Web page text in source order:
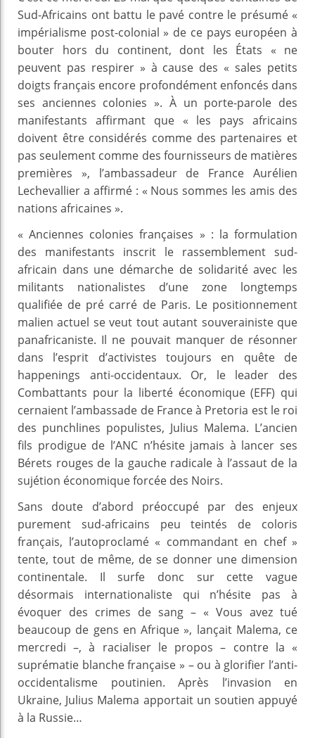
Sud-Africains ont battu le pavé contre le présumé «
impérialisme post-colonial » de ce pays européen à
bouter hors du continent, dont les États « ne
peuvent pas respirer » à cause des « sales petits
doigts français encore profondément enfoncés dans
ses anciennes colonies ». À un porte-parole des
manifestants affirmant que « les pays africains
doivent être considérés comme des partenaires et
pas seulement comme des fournisseurs de matières
premières », l’ambassadeur de France Aurélien
Lechevallier a affirmé : « Nous sommes les amis des
nations africaines ».
« Anciennes colonies françaises » : la formulation
des manifestants inscrit le rassemblement sud-
africain dans une démarche de solidarité avec les
militants nationalistes d’une zone longtemps
qualifiée de pré carré de Paris. Le positionnement
malien actuel se veut tout autant souverainiste que
panafricaniste. Il ne pouvait manquer de résonner
dans l’esprit d’activistes toujours en quête de
happenings anti-occidentaux. Or, le leader des
Combattants pour la liberté économique (EFF) qui
cernaient l’ambassade de France à Pretoria est le roi
des punchlines populistes, Julius Malema. L’ancien
fils prodigue de l’ANC n’hésite jamais à lancer ses
Bérets rouges de la gauche radicale à l’assaut de la
sujétion économique forcée des Noirs.
Sans doute d’abord préoccupé par des enjeux
purement sud-africains peu teintés de coloris
français, l’autoproclamé « commandant en chef »
tente, tout de même, de se donner une dimension
continentale. Il surfe donc sur cette vague
désormais internationaliste qui n’hésite pas à
évoquer des crimes de sang – « Vous avez tué
beaucoup de gens en Afrique », lançait Malema, ce
mercredi –, à racialiser le propos – contre la «
suprématie blanche française » – ou à glorifier l’anti-
occidentalisme poutinien. Après l’invasion en
Ukraine, Julius Malema apportait un soutien appuyé
à la Russie…